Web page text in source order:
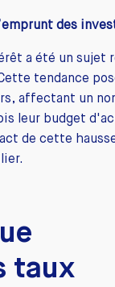
des
a été un sujet
tendance
affectant un
leur budget
de cette
taux